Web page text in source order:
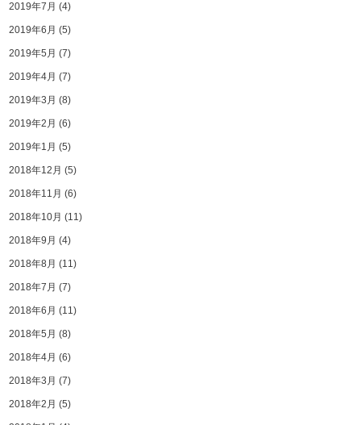
2019年7月 (4)
2019年6月 (5)
2019年5月 (7)
2019年4月 (7)
2019年3月 (8)
2019年2月 (6)
2019年1月 (5)
2018年12月 (5)
2018年11月 (6)
2018年10月 (11)
2018年9月 (4)
2018年8月 (11)
2018年7月 (7)
2018年6月 (11)
2018年5月 (8)
2018年4月 (6)
2018年3月 (7)
2018年2月 (5)